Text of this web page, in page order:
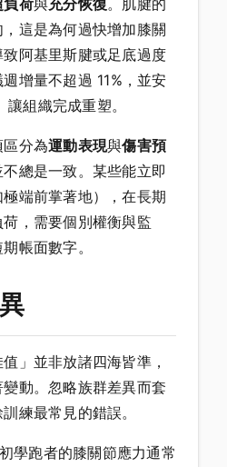
負荷與充分恢復。肌腱的
這是為何過快增加膝關
阿基里斯腱或足底過度
增量不超過 11%，並安
組織完成重塑。
分為運動表現與傷害預
總是一致。某些能立即
端前掌著地），在長期
，需要個別權衡與監
帳面數字。
」並非放諸四海皆準，
動。忽略族群差異而套
練最常見的錯誤。
初學跑者的膝關節應力通常